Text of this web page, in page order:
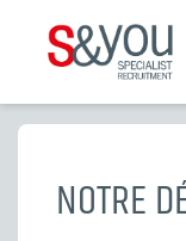
principal
Fil
NOTRE